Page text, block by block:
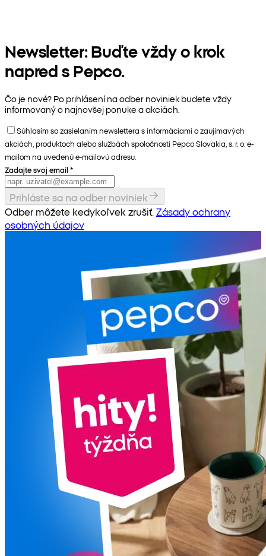
Newsletter: Buďte vždy o krok
napred s Pepco.
Čo je nové? Po prihlásení na odber noviniek budete vždy
informovaný o najnovšej ponuke a akciách.
Súhlasím so zasielaním newslettera s informáciami o zaujímavých
akciách, produktoch alebo službách spoločnosti Pepco Slovakia, s. r. o. e-
mailom na uvedenú e-mailovú adresu.
Zadajte svoj email *
Prihláste sa na odber noviniek
Odber môžete kedykoľvek zrušiť. Zásady ochrany
osobných údajov